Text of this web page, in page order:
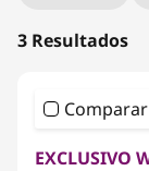
3 Resultados
Comparar
EXCLUSIVO